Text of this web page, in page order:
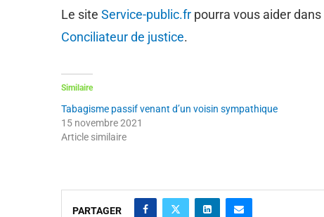
Le site Service-public.fr pourra vous aider
Conciliateur de justice.
Similaire
Tabagisme passif venant d’un voisin sympathique
15 novembre 2021
Article similaire
PARTAGER